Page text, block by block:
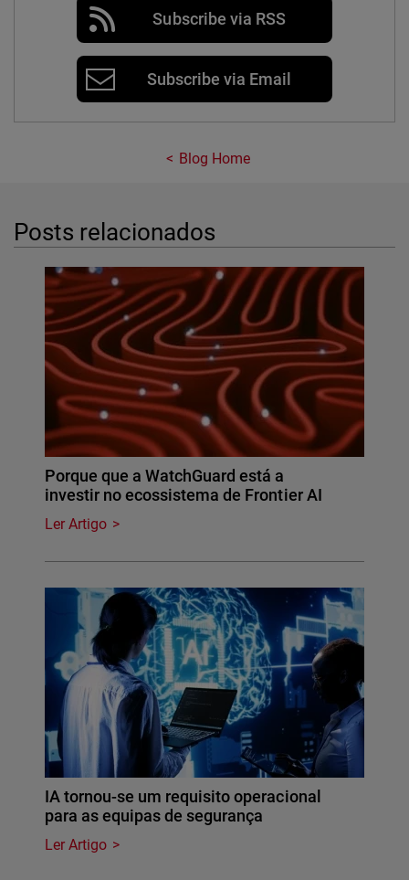
Subscribe via RSS
Subscribe via Email
Blog Home
Posts relacionados
Porque que a WatchGuard está a
investir no ecossistema de Frontier AI
Ler Artigo
IA tornou-se um requisito operacional
para as equipas de segurança
Ler Artigo